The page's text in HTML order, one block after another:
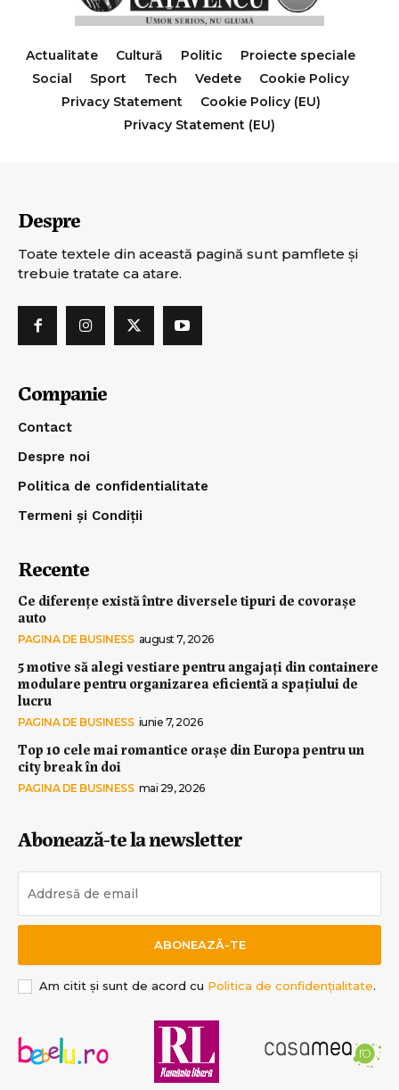
Actualitate Cultură Politic
Proiecte speciale
Social
Sport Tech Vedete
Cookie Policy
Privacy Statement
Cookie Policy (EU)
Privacy Statement (EU)
Despre
Toate textele din această pagină sunt pamflete şi
trebuie tratate ca atare.
Companie
Contact
Despre noi
Politica de confidentialitate
Termeni și Condiții
Recente
Ce diferențe există între diversele tipuri de covorașe
auto
PAGINA DE BUSINESS august 7, 2026
5 motive să alegi vestiare pentru angajați din containere
modulare pentru organizarea eficientă a spațiului de
lucru
PAGINA DE BUSINESS iunie 7, 2026
Top 10 cele mai romantice orașe din Europa pentru un
city break în doi
PAGINA DE BUSINESS mai 29, 2026
Abonează-te la newsletter
ABONEAZĂ-TE
Am citit și sunt de acord cu Politica de confidențialitate.